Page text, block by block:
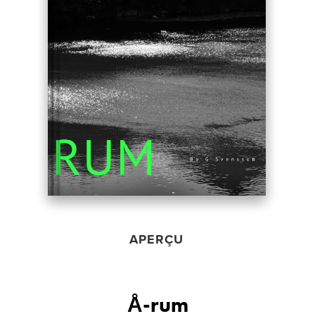
APERÇU
Å-rum